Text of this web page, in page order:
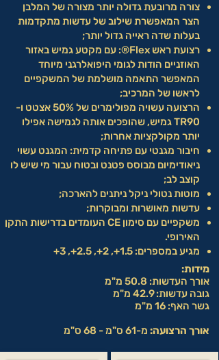
צורה מרובעת גדולה יותר מצורה של המלבן
הצר המאפשרת שילוב של עדשות מתקדמות
בעלות שדה ראייה גדול יותר;
רצועת ראש Flex®: עם מקטע גמיש באזור
האוזניים הודות לגומי היפואלרגני מיוחד
המאפשר התאמה מושלמת של המשקפיים
לראשו של המרכיב;
הרצועה עשויה מפולימרים של 50% אצטט ו-
TR90 גמיש, שהופכים אותה לגמישה אפילו
יותר מקולקציות אחרות;
חיבור מגנטי עם פתיחה קדמית: המגנט עשוי
ניאודימיום מבוסס פטנט ובטוח עבור מי שיש לו
קוצב לב;
מוטות נטולי ניקל ניתנים להארכה;
עדשות מאושרות ומבוקרות;
משקפיים עם סימון CE העומדים בדרישות התקן
האירופי.
מגיע במספרים: 1.5+, 2+, 2.5+, 3+
מידות:
אורך העדשות: 50.8 מ"מ
גובה עדשות: 42.9 מ"מ
גשר האף: 16 מ"מ
אורך הרצועה: מ-61 ס"מ - 68 ס"מ